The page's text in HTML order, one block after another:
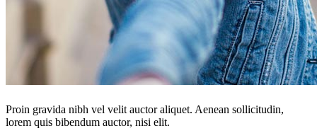
Proin gravida nibh vel velit auctor aliquet. Aenean sollicitudin,
lorem quis bibendum auctor, nisi elit.